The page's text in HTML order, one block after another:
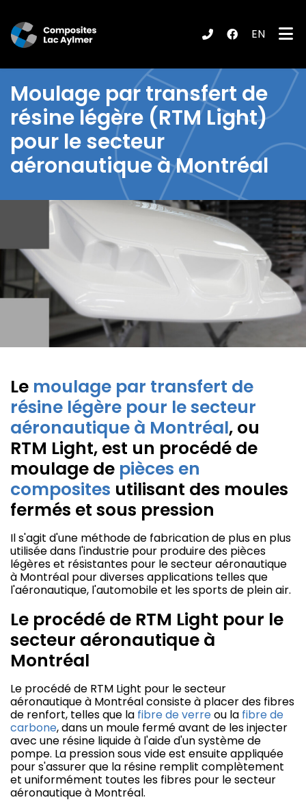
(Produits / Services )
EN
Moulage par transfert de
résine légère (RTM Light)
pour le secteur
aéronautique à Montréal
Le moulage par transfert de
résine légère pour le secteur
aéronautique à Montréal, ou
RTM Light, est un procédé de
moulage de pièces en
composites utilisant des moules
fermés et sous pression
Il s'agit d'une méthode de fabrication de plus en plus
utilisée dans l'industrie pour produire des pièces
légères et résistantes pour le secteur aéronautique
à Montréal pour diverses applications telles que
l'aéronautique, l'automobile et les sports de plein air.
Le procédé de RTM Light pour le
secteur aéronautique à
Montréal
Le procédé de RTM Light pour le secteur
aéronautique à Montréal consiste à placer des fibres
de renfort, telles que la fibre de verreou la fibre de
carbone, dans un moule fermé avant de les injecter
avec une résine liquide à l'aide d'un système de
pompe. La pression sous vide est ensuite appliquée
pour s'assurer que la résine remplit complètement
et uniformément toutes les fibres pour le secteur
aéronautique à Montréal.